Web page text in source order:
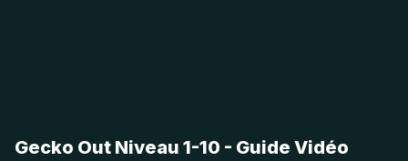
Gecko Out Niveau 1-10 - Guide Vidéo